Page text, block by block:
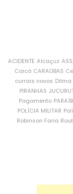
ACIDENTE Alcaçuz
Caicó CARAÚBAS
currais novos Dilma
PIRANHAS
Pagamento
POLÍCIA MILITAR
Robinson Faria